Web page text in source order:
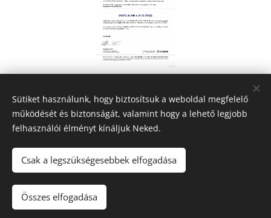
© 2026 Budapest II. Kerületi Móricz Zsigmond Gimnázium
1025 Budapest, Törökvész út 48-54. ⁕ OM: 037775
⁕kapcsolat@moricz-bp.hu
Sütiket használunk, hogy biztosítsuk a weboldal megfelelő
működését és biztonságát, valamint hogy a lehető legjobb
felhasználói élményt kínáljuk Neked.
Csak a legszükségesebbek elfogadása
Összes elfogadása